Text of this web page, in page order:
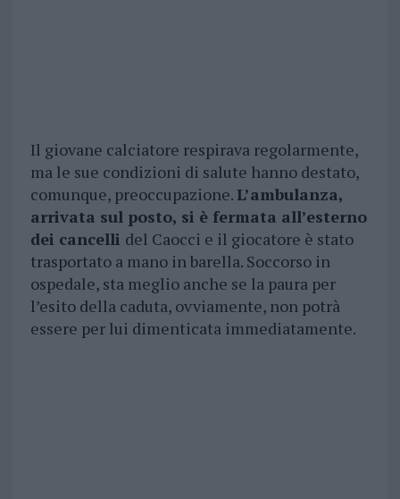
Il giovane calciatore respirava regolarmente,
ma le sue condizioni di salute hanno destato,
comunque, preoccupazione.L’ambulanza,
arrivata sul posto, si è fermata all’esterno
dei cancelli del Caocci e il giocatore è stato
trasportato a mano in barella. Soccorso in
ospedale, sta meglio anche se la paura per
l’esito della caduta, ovviamente, non potrà
essere per lui dimenticata immediatamente.